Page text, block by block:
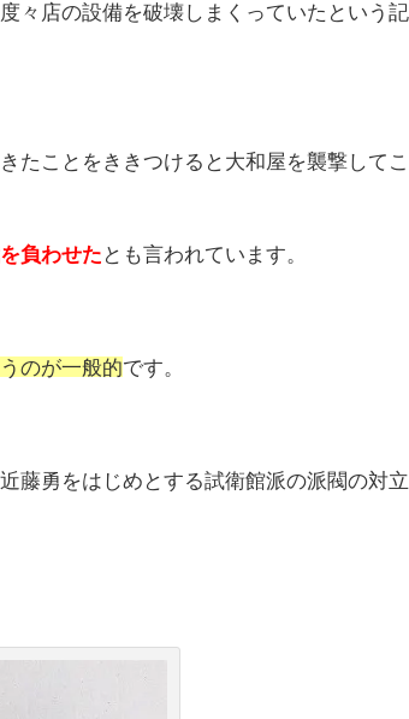
々店の設備を破壊しまくっていたという記
たことをききつけると大和屋を襲撃してこ
負わせた とも言われています。
のが一般的です。
藤勇をはじめとする試衛館派の派閥の対立